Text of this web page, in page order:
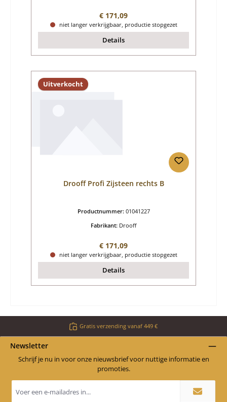
Normale prijs:
€ 171,09
niet langer verkrijgbaar, productie stopgezet
Details
Uitverkocht
Drooff Profi Zijsteen rechts B
Productnummer: 01041227
Fabrikant: Drooff
Normale prijs:
€ 171,09
niet langer verkrijgbaar, productie stopgezet
Details
Gratis verzending vanaf 449 €
Newsletter
Schrijf je nu in voor onze nieuwsbrief voor nuttige informatie en
promoties.
mailadres
*